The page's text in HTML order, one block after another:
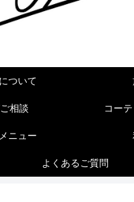
ついて
相談 コー
ニュー
よくあるご質問